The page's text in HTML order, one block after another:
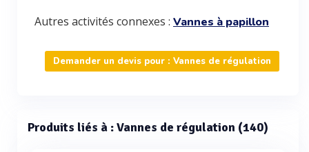
Autres activités connexes : Vannes à papillon
Demander un devis pour : Vannes de régulation
Produits liés à : Vannes de régulation (140)